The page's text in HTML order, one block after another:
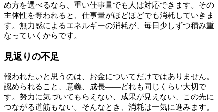
め方を選べるなら、重い仕事量でも人は対応できます。その
主体性を奪われると、仕事量がほどほどでも消耗していきま
す。無力感によるエネルギーの消耗が、毎日少しずつ積み重
なっていくからです。
見返りの不足
報われたいと思うのは、お金についてだけではありません。
認められること、意義、成長——どれも同じくらい大切で
す。努力に気づいてもらえない、成果が見えない、この先に
つながる道筋もない。そんなとき、消耗は一気に進みます。